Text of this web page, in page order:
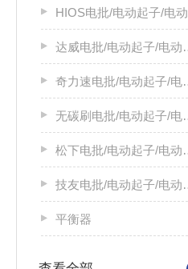
HIOS电批/电动起子/电动螺丝刀
达威电批/电动起子/电动螺丝刀
奇力速电批/电动起子/电动螺丝刀
无碳刷电批/电动起子/电动螺丝刀
松下电批/电动起子/电动螺丝刀
技友电批/电动起子/电动螺丝刀
平衡器